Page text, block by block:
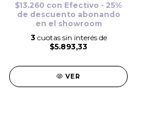
$13.260 con Efectivo - 25%
de descuento abonando
en el showroom
3 cuotas sin interés de
$5.893,33
VER